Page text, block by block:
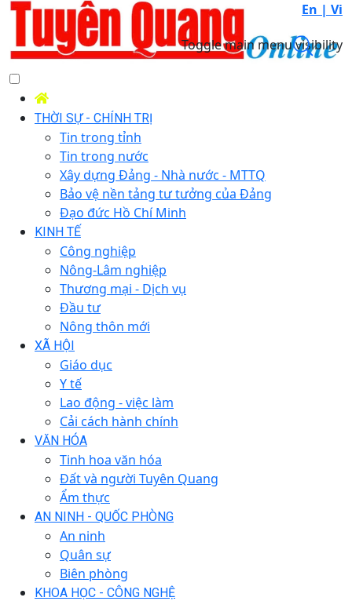
En | Vi
Toggle main menu visibility
THỜI SỰ - CHÍNH TRỊ
Tin trong tỉnh
Tin trong nước
Xây dựng Đảng - Nhà nước - MTTQ
Bảo vệ nền tảng tư tưởng của Đảng
Đạo đức Hồ Chí Minh
KINH TẾ
Công nghiệp
Nông-Lâm nghiệp
Thương mại - Dịch vụ
Đầu tư
Nông thôn mới
XÃ HỘI
Giáo dục
Y tế
Lao động - việc làm
Cải cách hành chính
VĂN HÓA
Tinh hoa văn hóa
Đất và người Tuyên Quang
Ẩm thực
AN NINH - QUỐC PHÒNG
An ninh
Quân sự
Biên phòng
KHOA HỌC - CÔNG NGHỆ